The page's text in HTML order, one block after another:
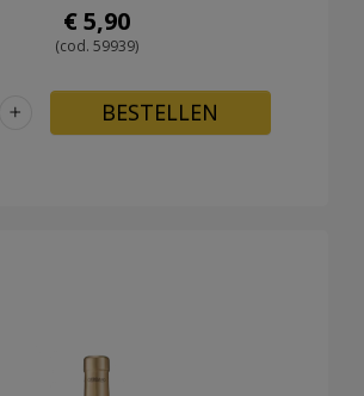
€ 5,90
(cod. 59939)
+ BESTELLEN